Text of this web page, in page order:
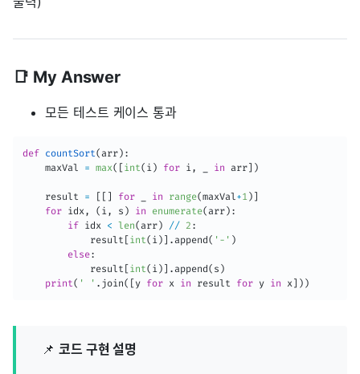
📑 My Answer
모든 테스트 케이스 통과
def countSort(arr) :
    maxVal
= max( [int( i ) for i , in arr] )
    result
= [ [ ] for in range(maxVal +1 ) ]
for idx , ( i , s ) in enumerate(arr) :
if idx < len(arr) // 2 :
            result
[int( i ) ] .append( '-' )
else:
            result
[int( i ) ] .append( s )
print( ' ' . join( [y for x in result for y in x ] ) )
📌 코드 구현 설명